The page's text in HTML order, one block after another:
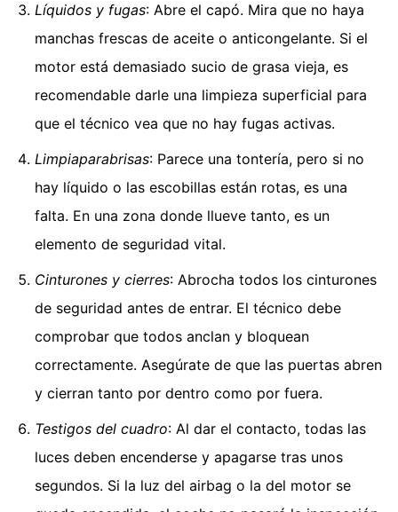
Líquidos y fugas: Abre el capó. Mira que no haya
manchas frescas de aceite o anticongelante. Si el
motor está demasiado sucio de grasa vieja, es
recomendable darle una limpieza superficial para
que el técnico vea que no hay fugas activas.
Limpiaparabrisas: Parece una tontería, pero si no
hay líquido o las escobillas están rotas, es una
falta. En una zona donde llueve tanto, es un
elemento de seguridad vital.
Cinturones y cierres: Abrocha todos los cinturones
de seguridad antes de entrar. El técnico debe
comprobar que todos anclan y bloquean
correctamente. Asegúrate de que las puertas abren
y cierran tanto por dentro como por fuera.
Testigos del cuadro: Al dar el contacto, todas las
luces deben encenderse y apagarse tras unos
segundos. Si la luz del airbag o la del motor se